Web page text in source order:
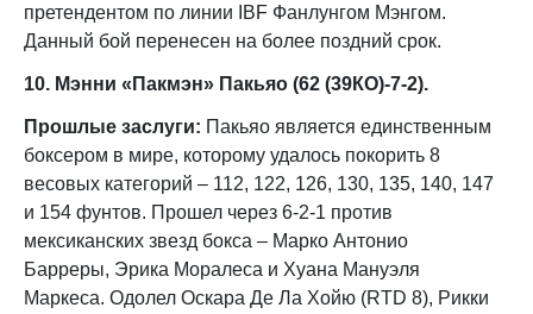
претендентом по линии IBF Фанлунгом Мэнгом.
Данный бой перенесен на более поздний срок.
10. Мэнни «Пакмэн» Пакьяо (62 (39КО)-7-2).
Прошлые заслуги: Пакьяо является единственным
боксером в мире, которому удалось покорить 8
весовых категорий – 112, 122, 126, 130, 135, 140, 147
и 154 фунтов. Прошел через 6-2-1 против
мексиканских звезд бокса – Марко Антонио
Барреры, Эрика Моралеса и Хуана Мануэля
Маркеса. Одолел Оскара Де Ла Хойю (RTD 8), Рикки